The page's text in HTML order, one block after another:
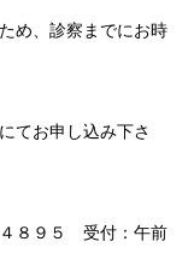
め、診察までにお時
てお申し込み下さ
８９５ 受付：午前